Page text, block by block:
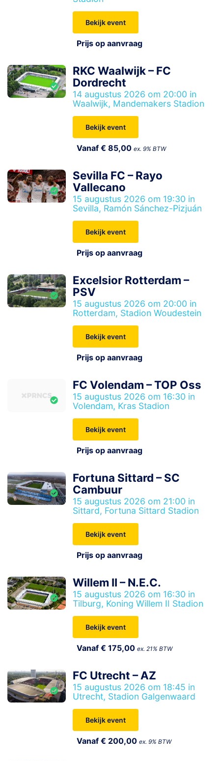
Bekijk event
Prijs op aanvraag
RKC Waalwijk – FC
Dordrecht
14 augustus 2026 om 20:00 in
Waalwijk, Mandemakers Stadion
Bekijk event
Vanaf € 85,00ex. 9% BTW
Sevilla FC – Rayo
Vallecano
15 augustus 2026 om 19:30 in
Sevilla, Ramón Sánchez-Pizjuán
Bekijk event
Prijs op aanvraag
Excelsior Rotterdam –
PSV
15 augustus 2026 om 20:00 in
Rotterdam, Stadion Woudestein
Bekijk event
Prijs op aanvraag
FC Volendam – TOP Oss
15 augustus 2026 om 16:30 in
Volendam, Kras Stadion
Bekijk event
Prijs op aanvraag
Fortuna Sittard – SC
Cambuur
15 augustus 2026 om 21:00 in
Sittard, Fortuna Sittard Stadion
Bekijk event
Prijs op aanvraag
Willem II – N.E.C.
15 augustus 2026 om 16:30 in
Tilburg, Koning Willem II Stadion
Bekijk event
Vanaf € 175,00ex. 21% BTW
FC Utrecht – AZ
15 augustus 2026 om 18:45 in
Utrecht, Stadion Galgenwaard
Bekijk event
Vanaf € 200,00ex. 9% BTW